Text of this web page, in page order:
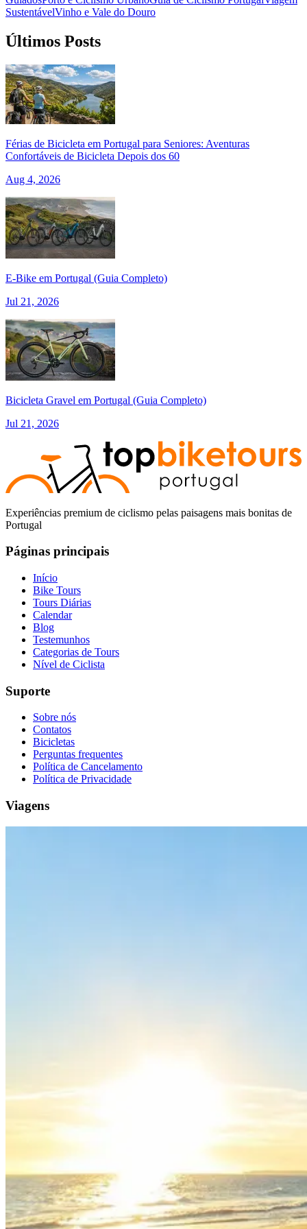
Tours Vinícolas pelo Douro de Bicicleta - Top Bike Tours
7 Dias|4/5
Trás-os-Montes e Alto Douro de Bicicleta - Top Bike Tours
7 Dias|5/5
SustentávelVinho e Vale do Douro
Últimos Posts
Férias de Bicicleta em Portugal para Seniores: Aventuras
Confortáveis de Bicicleta Depois dos 60
Aug 4, 2026
E‑Bike em Portugal (Guia Completo)
Jul 21, 2026
Bicicleta Gravel em Portugal (Guia Completo)
Jul 21, 2026
Experiências premium de ciclismo pelas paisagens mais bonitas de
Portugal
Páginas principais
Início
Bike Tours
Tours Diárias
Calendar
Blog
Testemunhos
Categorias de Tours
Nível de Ciclista
Suporte
Sobre nós
Contatos
Bicicletas
Perguntas frequentes
Política de Cancelamento
Política de Privacidade
Viagens